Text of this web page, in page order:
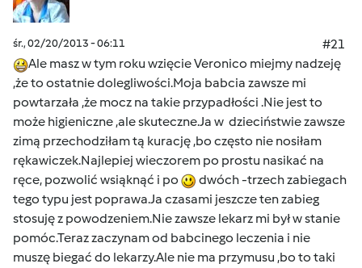
śr., 02/20/2013 - 06:11
#21
Ale masz w tym roku wzięcie Veronico miejmy nadzeję
,że to ostatnie dolegliwości.Moja babcia zawsze mi
powtarzała ,że mocz na takie przypadłości .Nie jest to
może higieniczne ,ale skuteczne.Ja w dzieciństwie zawsze
zimą przechodziłam tą kurację ,bo często nie nosiłam
rękawiczek.Najlepiej wieczorem po prostu nasikać na
ręce, pozwolić wsiąknąć i po
dwóch -trzech zabiegach
tego typu jest poprawa.Ja czasami jeszcze ten zabieg
stosuję z powodzeniem.Nie zawsze lekarz mi był w stanie
pomóc.Teraz zaczynam od babcinego leczenia i nie
muszę biegać do lekarzy.Ale nie ma przymusu ,bo to taki